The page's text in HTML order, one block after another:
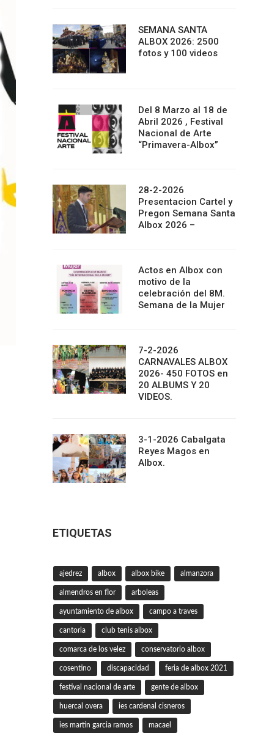
SEMANA SANTA
ALBOX 2026: 2500
fotos y 100 videos
Del 8 Marzo al 18 de
Abril 2026 , Festival
Nacional de Arte
“Primavera-Albox”
28-2-2026
Presentacion Cartel y
Pregon Semana Santa
Albox 2026 –
Actos en Albox con
motivo de la
celebración del 8M.
Semana de la Mujer
7-2-2026
CARNAVALES ALBOX
2026- 450 FOTOS en
20 ALBUMS Y 20
VIDEOS.
3-1-2026 Cabalgata
Reyes Magos en
Albox.
ETIQUETAS
ajedrez albox albox bike almanzora
almendros en flor arboleas
ayuntamiento de albox campo a traves
cantoria club tenis albox
comarca de los velez conservatorio albox
cosentino discapacidad feria de albox 2021
festival nacional de arte gente de albox
huercal overa ies cardenal cisneros
ies martin garcia ramos macael